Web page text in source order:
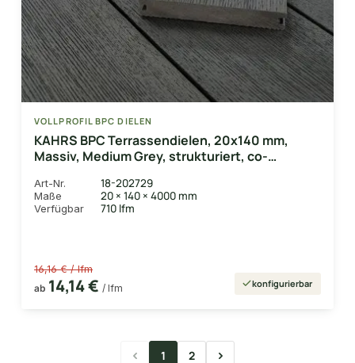
VOLLPROFIL BPC DIELEN
KAHRS BPC Terrassendielen, 20x140 mm,
Massiv, Medium Grey, strukturiert, co-
Art-Nr. 18-202729
Maße 20 × 140 × 4000 mm
Verfügbar 710 lfm
16,16 € / lfm
ab 14,14 € / lfm konfigurierbar
1 2